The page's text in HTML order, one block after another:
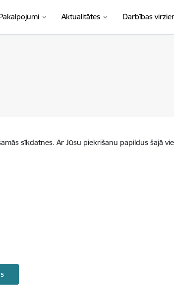
Aktualitātes Darbības
sīkdatnes. Ar Jūsu piekrišanu papildus šajā